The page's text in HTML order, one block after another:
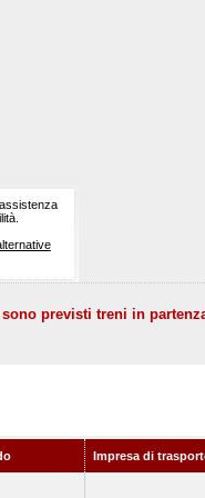
previsti treni in
Impresa di